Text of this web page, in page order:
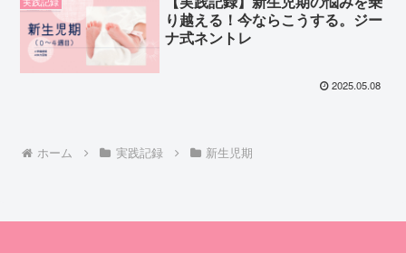
り越える！今ならこうする。ジー
ナ式ネントレ
2025.05.08
ホーム 実践記録 新生児期